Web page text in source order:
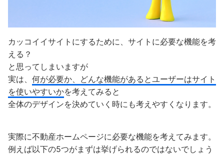
カッコイイサイトにするために、サイトに必要な機能を考
える？
と思ってしまいますが
実は、 何が必要か、どんな機能があるとユーザーはサイト
を使いやすいかを考えてみると
全体のデザインを決めていく時にも考えやすくなります。
実際に不動産ホームページに必要な機能を考えてみます。
例えば以下の5つがまずは挙げられるのではないでしょう